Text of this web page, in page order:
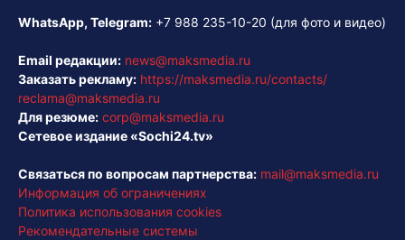
WhatsApp, Telegram: +7 988 235-10-20 (для фото и видео)
Email редакции: news@maksmedia.ru
Заказать рекламу: https://maksmedia.ru/contacts/
reclama@maksmedia.ru
Для резюме: corp@maksmedia.ru
Сетевое издание «Sochi24.tv»
Связаться по вопросам партнерства: mail@maksmedia.ru
Информация об ограничениях
Политика использования cookies
Рекомендательные системы